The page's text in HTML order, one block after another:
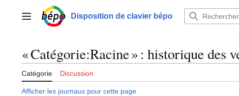
contenuMenu principalDisposition de clavier bépo
« Catégorie:Racine » : historique des
Catégorie Discussion
Afficher les journaux pour cette page